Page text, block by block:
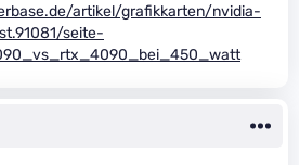
artikel/grafikkarten/nvidia-
seite-